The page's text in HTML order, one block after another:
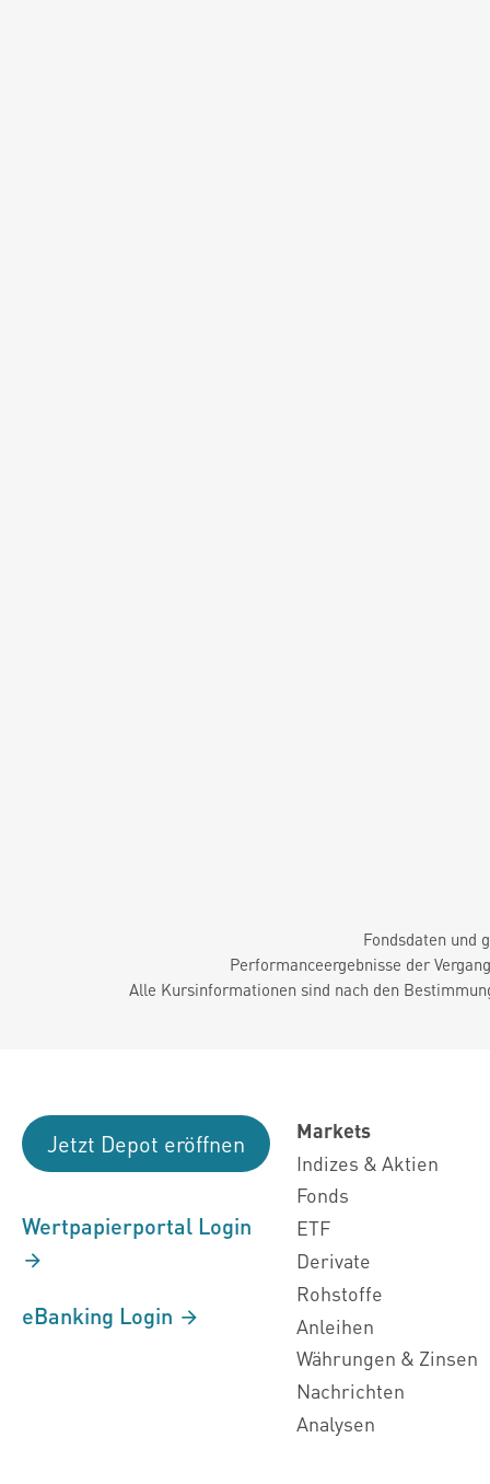
Fondsdaten und
Performanceergebnisse der
Alle Kursinformationen sind nach den
Jetzt Depot eröffnen
Wertpapierportal Login
eBanking Login
Markets
Indizes & Aktien
Fonds
ETF
Derivate
Rohstoffe
Anleihen
Währungen & Zinsen
Nachrichten
Analysen